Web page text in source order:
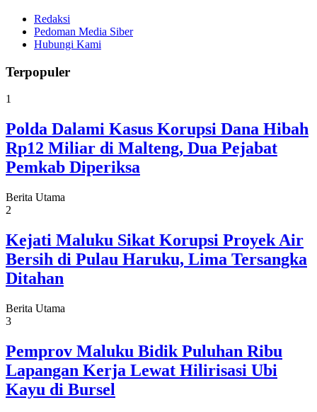
Redaksi
Pedoman Media Siber
Hubungi Kami
Terpopuler
1
Polda Dalami Kasus Korupsi Dana Hibah
Rp12 Miliar di Malteng, Dua Pejabat
Pemkab Diperiksa
Berita Utama
2
Kejati Maluku Sikat Korupsi Proyek Air
Bersih di Pulau Haruku, Lima Tersangka
Ditahan
Berita Utama
3
Pemprov Maluku Bidik Puluhan Ribu
Lapangan Kerja Lewat Hilirisasi Ubi
Kayu di Bursel